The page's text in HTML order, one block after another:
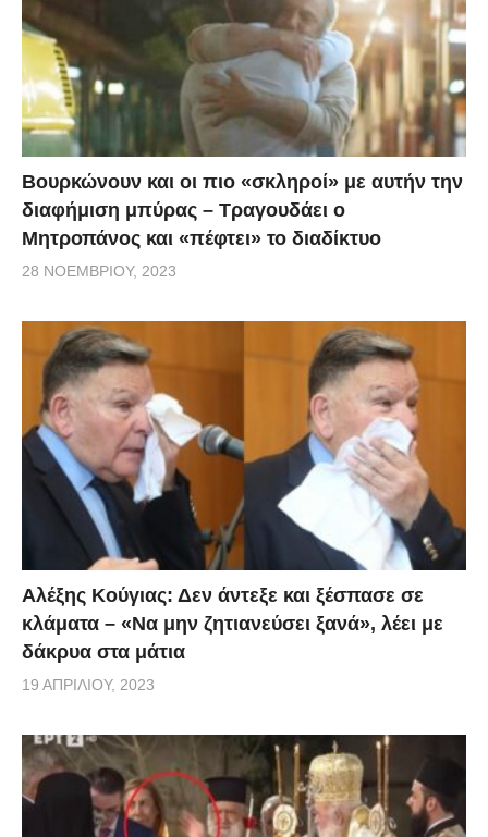
Βουρκώνουν και οι πιο «σκληροί» με αυτήν την
διαφήμιση μπύρας – Τραγουδάει ο
Μητροπάνος και «πέφτει» το διαδίκτυο
28 ΝΟΕΜΒΡΊΟΥ, 2023
Αλέξης Κούγιας: Δεν άντεξε και ξέσπασε σε
κλάματα – «Να μην ζητιανεύσει ξανά», λέει με
δάκρυα στα μάτια
19 ΑΠΡΙΛΊΟΥ, 2023